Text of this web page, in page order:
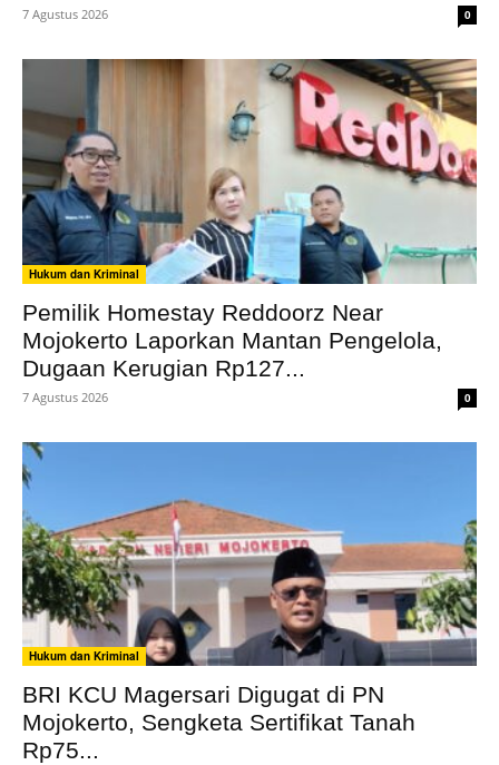
7 Agustus 2026 0
Hukum dan Kriminal
Pemilik Homestay Reddoorz Near
Mojokerto Laporkan Mantan Pengelola,
Dugaan Kerugian Rp127...
7 Agustus 2026 0
Hukum dan Kriminal
BRI KCU Magersari Digugat di PN
Mojokerto, Sengketa Sertifikat Tanah
Rp75...